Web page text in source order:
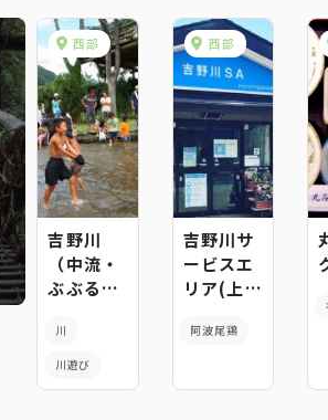
西部
吉野川
（中流・
ぶぶるパ
も）
川
川遊び
西部
吉野川サ
ービスエ
リア(上り
阿波尾鶏